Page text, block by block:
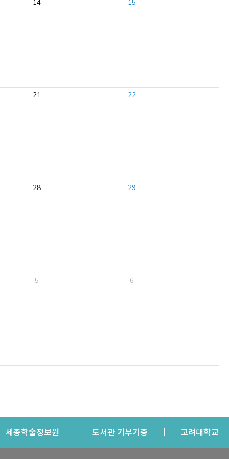
14 15
21 22
28 29
5 6
a new window
세종학술정보원 Opens a new window
도서관 기부기증 Opens a new
고려대학교